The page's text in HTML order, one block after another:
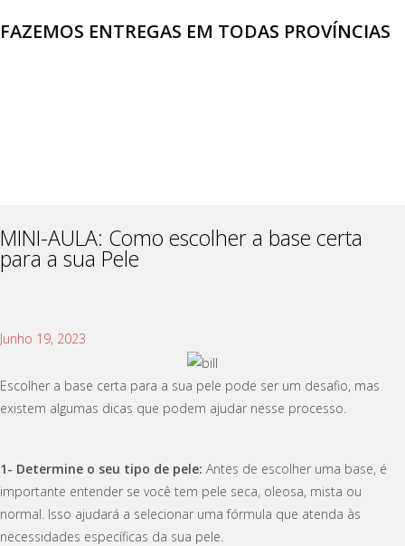
FAZEMOS ENTREGAS EM TODAS PROVÍNCIAS
MINI-AULA: Como escolher a base certa
para a sua Pele
Junho 19, 2023
Escolher a base certa para a sua pele pode ser um desafio, mas
existem algumas dicas que podem ajudar nesse processo.
1- Determine o seu tipo de pele: Antes de escolher uma base, é
importante entender se você tem pele seca, oleosa, mista ou
normal. Isso ajudará a selecionar uma fórmula que atenda às
necessidades específicas da sua pele.